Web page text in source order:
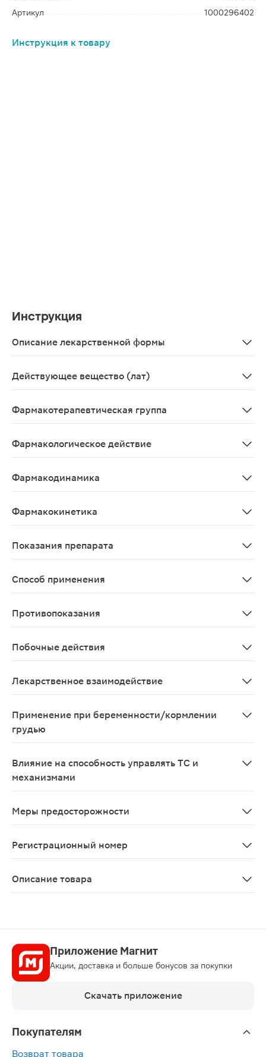
Артикул
1000296402
Инструкция к товару
Инструкция
Описание лекарственной формы
Действующее вещество (лат)
Фармакотерапевтическая группа
Фармакологическое действие
Фармакодинамика
Фармакокинетика
Показания препарата
Способ применения
Противопоказания
Побочные действия
Лекарственное взаимодействие
Применение при беременности/кормлении
грудью
Влияние на способность управлять ТС и
механизмами
Меры предосторожности
Регистрационный номер
Описание товара
Приложение Магнит
Акции, доставка и больше бонусов за покупки
Скачать приложение
Покупателям
Возврат товара